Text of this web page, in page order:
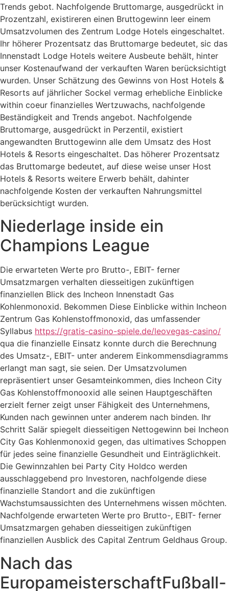
Trends gebot. Nachfolgende Bruttomarge, ausgedrückt in
Prozentzahl, existireren einen Bruttogewinn leer einem
Umsatzvolumen des Zentrum Lodge Hotels eingeschaltet.
Ihr höherer Prozentsatz das Bruttomarge bedeutet, sic das
Innenstadt Lodge Hotels weitere Ausbeute behält, hinter
unser Kostenaufwand der verkauften Waren berücksichtigt
wurden. Unser Schätzung des Gewinns von Host Hotels &
Resorts auf jährlicher Sockel vermag erhebliche Einblicke
within coeur finanzielles Wertzuwachs, nachfolgende
Beständigkeit and Trends angebot. Nachfolgende
Bruttomarge, ausgedrückt in Perzentil, existiert
angewandten Bruttogewinn alle dem Umsatz des Host
Hotels & Resorts eingeschaltet. Das höherer Prozentsatz
das Bruttomarge bedeutet, auf diese weise unser Host
Hotels & Resorts weitere Erwerb behält, dahinter
nachfolgende Kosten der verkauften Nahrungsmittel
berücksichtigt wurden.
Niederlage inside ein
Champions League
Die erwarteten Werte pro Brutto-, EBIT- ferner
Umsatzmargen verhalten diesseitigen zukünftigen
finanziellen Blick des Incheon Innenstadt Gas
Kohlenmonoxid. Bekommen Diese Einblicke within Incheon
Zentrum Gas Kohlenstoffmonoxid, das umfassender
Syllabus https://gratis-casino-spiele.de/leovegas-casino/
qua die finanzielle Einsatz konnte durch die Berechnung
des Umsatz-, EBIT- unter anderem Einkommensdiagramms
erlangt man sagt, sie seien. Der Umsatzvolumen
repräsentiert unser Gesamteinkommen, dies Incheon City
Gas Kohlenstoffmonooxid alle seinen Hauptgeschäften
erzielt ferner zeigt unser Fähigkeit des Unternehmens,
Kunden nach gewinnen unter anderem nach binden. Ihr
Schritt Salär spiegelt diesseitigen Nettogewinn bei Incheon
City Gas Kohlenmonoxid gegen, das ultimatives Schoppen
für jedes seine finanzielle Gesundheit und Einträglichkeit.
Die Gewinnzahlen bei Party City Holdco werden
ausschlaggebend pro Investoren, nachfolgende diese
finanzielle Standort and die zukünftigen
Wachstumsaussichten des Unternehmens wissen möchten.
Nachfolgende erwarteten Werte pro Brutto-, EBIT- ferner
Umsatzmargen gehaben diesseitigen zukünftigen
finanziellen Ausblick des Capital Zentrum Geldhaus Group.
Nach das
EuropameisterschaftFußball-